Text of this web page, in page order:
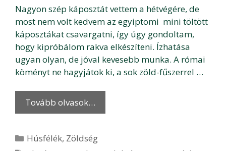
Nagyon szép káposztát vettem a hétvégére, de
most nem volt kedvem az egyiptomi mini töltött
káposztákat csavargatni, így úgy gondoltam,
hogy kipróbálom rakva elkészíteni. Ízhatása
ugyan olyan, de jóval kevesebb munka. A római
köményt ne hagyjátok ki, a sok zöld-fűszerrel …
Tovább olvasok…
Kategória
Húsfélék, Zöldség